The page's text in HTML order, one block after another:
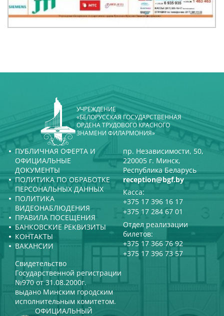
УЧРЕЖДЕНИЕ
«БЕЛОРУССКАЯ ГОСУДАРСТВЕННАЯ
ОРДЕНА ТРУДОВОГО КРАСНОГО
ЗНАМЕНИ ФИЛАРМОНИЯ»
ПУБЛИЧНАЯ ОФЕРТА И
ОФИЦИАЛЬНЫЕ
ДОКУМЕНТЫ
ПОЛИТИКА ПО ОБРАБОТКЕ
ПЕРСОНАЛЬНЫХ ДАННЫХ
ПОЛИТИКА
ВИДЕОНАБЛЮДЕНИЯ
ПРАВИЛА ПОСЕЩЕНИЯ
БАНКОВСКИЕ РЕКВИЗИТЫ
КОНТАКТЫ
ВАКАНСИИ
пр. Независимости, 50,
220005 г. Минск,
Республика Беларусь
reception@bgf.by
Касса:
+375 17 396 16 17
+375 17 284 67 01
Отдел реализации
билетов:
+375 17 366 76 92
+375 17 396 73 57
Свидетельство
Государственной регистрации
№970 от 31.08.2000г.
выдано Минским городским
исполнительным комитетом.
ОФИЦИАЛЬНЫЙ